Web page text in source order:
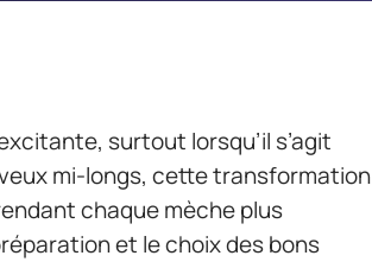
surtout lorsqu’il s’agit
mi-longs, cette transformation
chaque mèche plus
et le choix des bons